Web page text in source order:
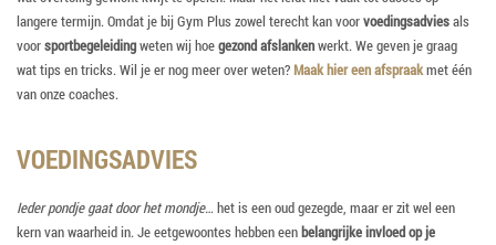
langere termijn. Omdat je bij Gym Plus zowel terecht kan voorvoedingsadviesals
voorsportbegeleidingweten wij hoegezond afslankenwerkt. We geven je graag
wat tips en tricks. Wil je er nog meer over weten? Maak hier een afspraakmet één
van onze coaches.
VOEDINGSADVIES
Ieder pondje gaat door het mondje…het is een oud gezegde, maar er zit wel een
kern van waarheid in. Je eetgewoontes hebben eenbelangrijke invloed op je